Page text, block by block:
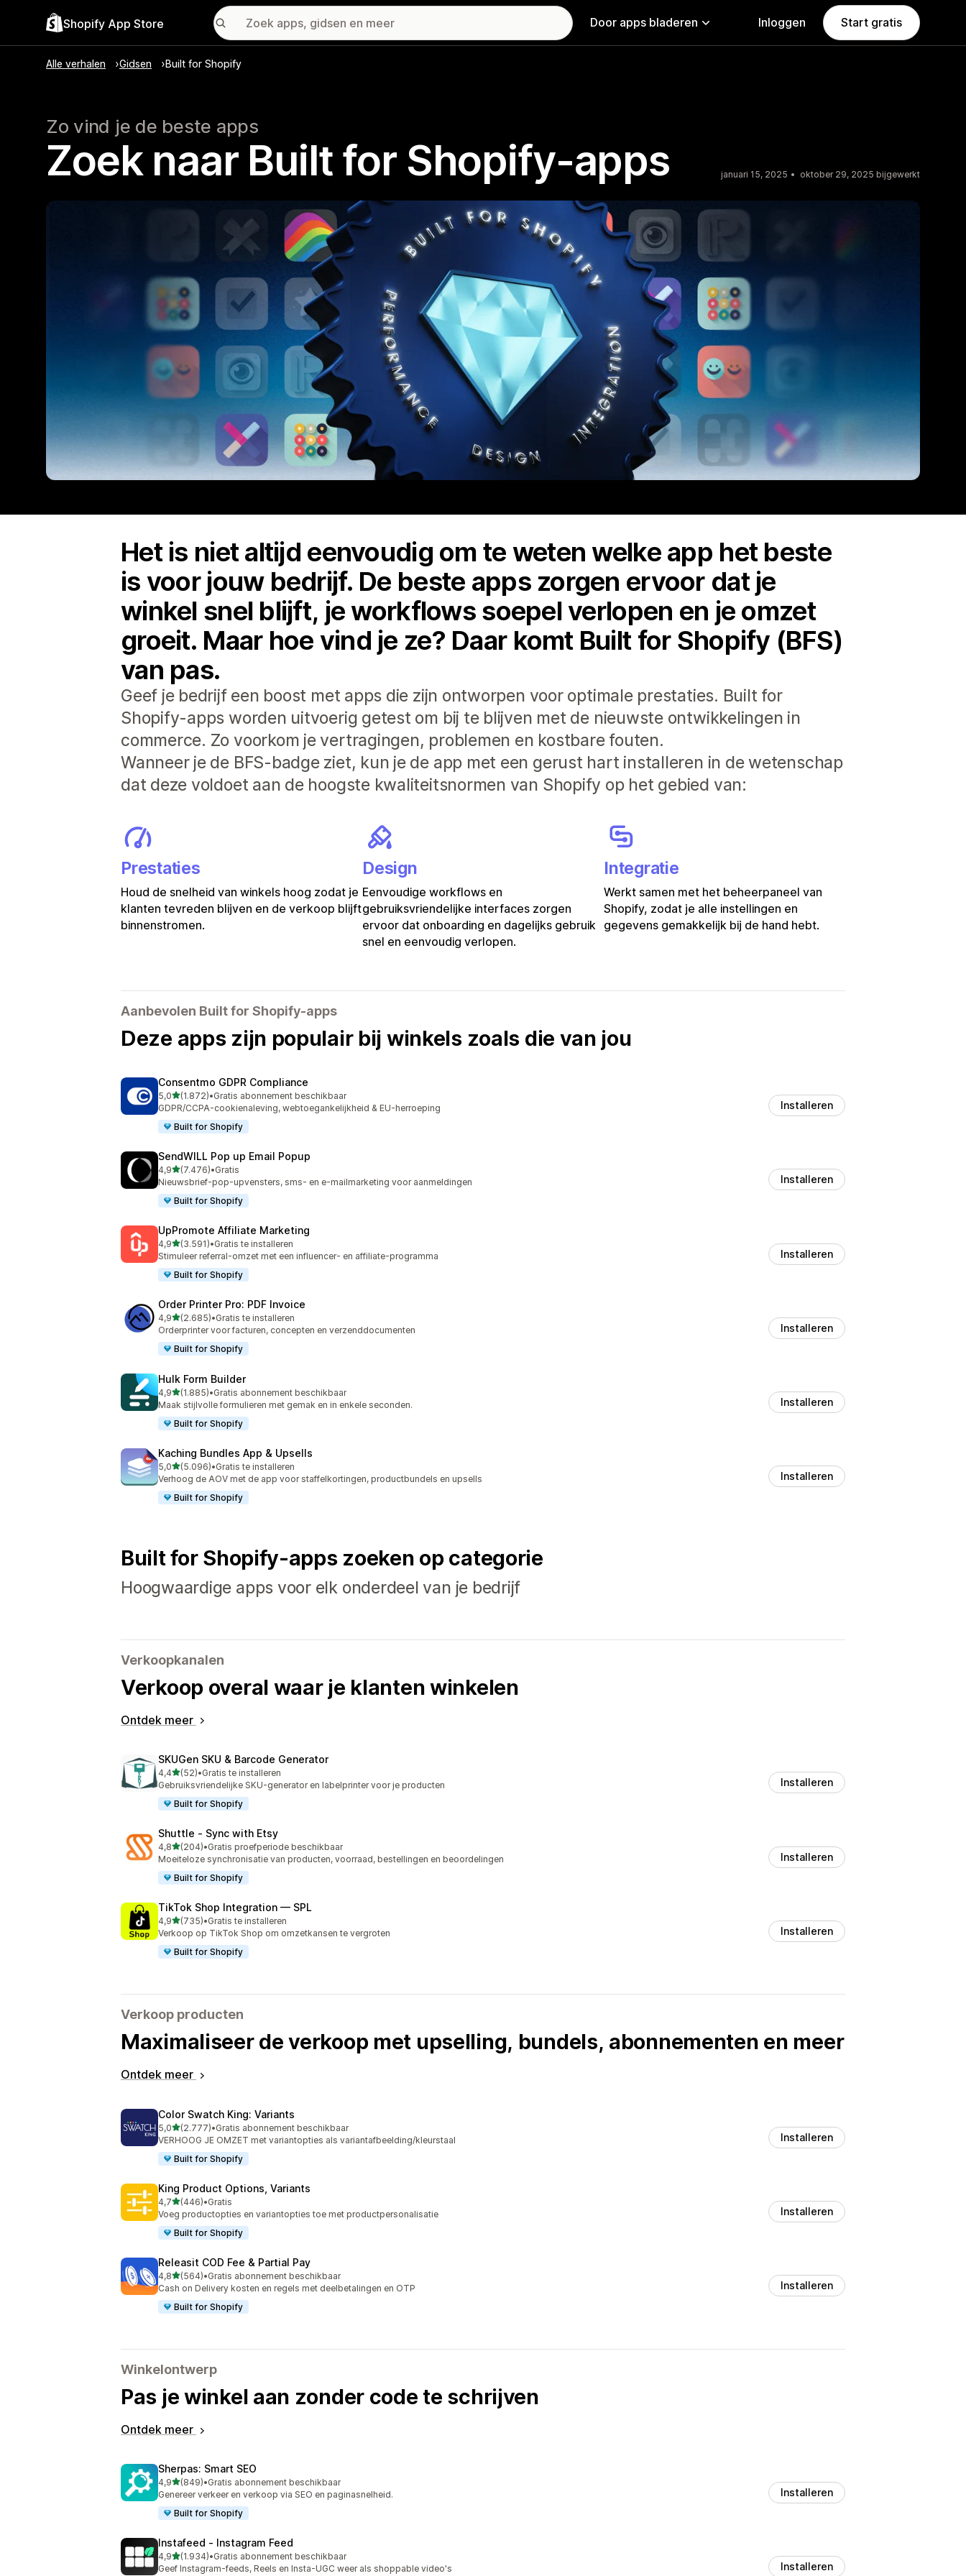
Shopify App Store Door apps bladeren Inloggen Start gratis
Alle verhalen Gidsen Built for Shopify
Zo vind je de beste apps
Zoek naar Built for Shopify-apps januari 15, 2025 oktober 29, 2025 bijgewerkt
Het is niet altijd eenvoudig om te weten welke app het beste
is voor jouw bedrijf. De beste apps zorgen ervoor dat je
winkel snel blijft, je workflows soepel verlopen en je omzet
groeit. Maar hoe vind je ze? Daar komt Built for Shopify (BFS)
van pas.
Geef je bedrijf een boost met apps die zijn ontworpen voor optimale prestaties. Built for
Shopify-apps worden uitvoerig getest om bij te blijven met de nieuwste ontwikkelingen in
commerce. Zo voorkom je vertragingen, problemen en kostbare fouten.
Wanneer je de BFS-badge ziet, kun je de app met een gerust hart installeren in de wetenschap
dat deze voldoet aan de hoogste kwaliteitsnormen van Shopify op het gebied van:
Prestaties
Houd de snelheid van winkels hoog zodat je
klanten tevreden blijven en de verkoop blijft
binnenstromen.
Design
Eenvoudige workflows en
gebruiksvriendelijke interfaces zorgen
ervoor dat onboarding en dagelijks gebruik
snel en eenvoudig verlopen.
Integratie
Werkt samen met het beheerpaneel van
Shopify, zodat je alle instellingen en
gegevens gemakkelijk bij de hand hebt.
Aanbevolen Built for Shopify-apps
Deze apps zijn populair bij winkels zoals die van jou
Consentmo GDPR Compliance
5,0van 5 sterren
(1.872)
1872 recensies in totaal
•Gratis abonnement beschikbaar
GDPR/CCPA-cookienaleving, webtoegankelijkheid & EU-herroeping
Built for Shopify
Installeren
SendWILL Pop up Email Popup
4,9van 5 sterren
(7.476)
7476 recensies in totaal
•Gratis
Nieuwsbrief-pop-upvensters, sms- en e-mailmarketing voor aanmeldingen
Built for Shopify
Installeren
UpPromote Affiliate Marketing
4,9van 5 sterren
(3.591)
3591 recensies in totaal
•Gratis te installeren
Stimuleer referral-omzet met een influencer- en affiliate-programma
Built for Shopify
Installeren
Order Printer Pro: PDF Invoice
4,9van 5 sterren
(2.685)
2685 recensies in totaal
•Gratis te installeren
Orderprinter voor facturen, concepten en verzenddocumenten
Built for Shopify
Installeren
Hulk Form Builder
4,9van 5 sterren
(1.885)
1885 recensies in totaal
•Gratis abonnement beschikbaar
Maak stijlvolle formulieren met gemak en in enkele seconden.
Built for Shopify
Installeren
Kaching Bundles App & Upsells
5,0van 5 sterren
(5.096)
5096 recensies in totaal
•Gratis te installeren
Verhoog de AOV met de app voor staffelkortingen, productbundels en upsells
Built for Shopify
Installeren
Built for Shopify-apps zoeken op categorie
Hoogwaardige apps voor elk onderdeel van je bedrijf
Verkoopkanalen
Verkoop overal waar je klanten winkelen
Ontdek meer
SKUGen SKU & Barcode Generator
4,4van 5 sterren
(52)
52 recensies in totaal
•Gratis te installeren
Gebruiksvriendelijke SKU-generator en labelprinter voor je producten
Built for Shopify
Installeren
Shuttle ‑ Sync with Etsy
4,8van 5 sterren
(204)
204 recensies in totaal
•Gratis proefperiode beschikbaar
Moeiteloze synchronisatie van producten, voorraad, bestellingen en beoordelingen
Built for Shopify
Installeren
TikTok Shop Integration — SPL
4,9van 5 sterren
(735)
735 recensies in totaal
•Gratis te installeren
Verkoop op TikTok Shop om omzetkansen te vergroten
Built for Shopify
Installeren
Verkoop producten
Maximaliseer de verkoop met upselling, bundels, abonnementen en meer
Ontdek meer
Color Swatch King: Variants
5,0van 5 sterren
(2.777)
2777 recensies in totaal
•Gratis abonnement beschikbaar
VERHOOG JE OMZET met variantopties als variantafbeelding/kleurstaal
Built for Shopify
Installeren
King Product Options, Variants
4,7van 5 sterren
(446)
446 recensies in totaal
•Gratis
Voeg productopties en variantopties toe met productpersonalisatie
Built for Shopify
Installeren
Releasit COD Fee & Partial Pay
4,8van 5 sterren
(564)
564 recensies in totaal
•Gratis abonnement beschikbaar
Cash on Delivery kosten en regels met deelbetalingen en OTP
Built for Shopify
Installeren
Winkelontwerp
Pas je winkel aan zonder code te schrijven
Ontdek meer
Sherpas: Smart SEO
4,9van 5 sterren
(849)
849 recensies in totaal
•Gratis abonnement beschikbaar
Genereer verkeer en verkoop via SEO en paginasnelheid.
Built for Shopify
Installeren
Instafeed ‑ Instagram Feed
4,9van 5 sterren
(1.934)
1934 recensies in totaal
•Gratis abonnement beschikbaar
Geef Instagram-feeds, Reels en Insta-UGC weer als shoppable video's
Installeren